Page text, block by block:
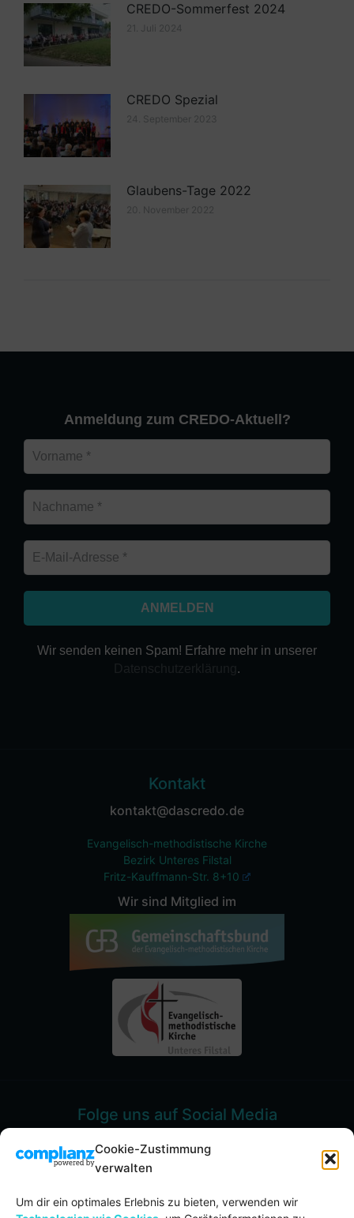
Cookie-Zustimmung
verwalten
Um dir ein optimales Erlebnis zu bieten, verwenden wir
CREDO-Sommerfest 2024
21. Juli 2024
CREDO Spezial
24. September 2023
Glaubens-Tage 2022
20. November 2022
Anmeldung zum CREDO-Aktuell?
Wir senden keinen Spam! Erfahre mehr in unserer
.
Kontakt
kontakt@dascredo.de
Evangelisch-methodistische Kirche
Bezirk Unteres Filstal
Fritz-Kauffmann-Str. 8+10
Wir sind Mitglied im
Folge uns auf Social Media
Spenden